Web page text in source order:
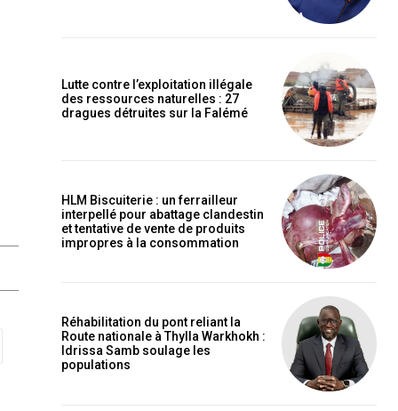
Lutte contre l’exploitation illégale
des ressources naturelles : 27
dragues détruites sur la Falémé
HLM Biscuiterie : un ferrailleur
interpellé pour abattage clandestin
et tentative de vente de produits
impropres à la consommation
Réhabilitation du pont reliant la
Route nationale à Thylla Warkhokh :
Idrissa Samb soulage les
populations